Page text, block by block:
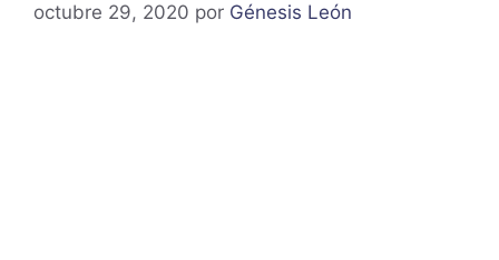
octubre 29, 2020 por Génesis León